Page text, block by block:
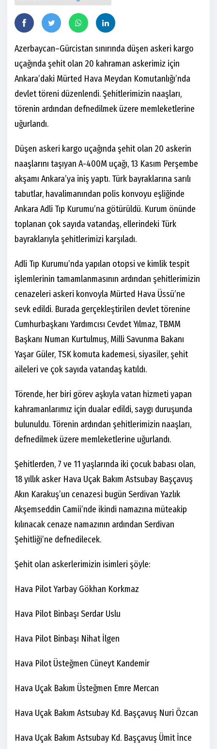
Azerbaycan–Gürcistan sınırında düşen askeri kargo
uçağında şehit olan 20 kahraman askerimiz için
Ankara’daki Mürted Hava Meydan Komutanlığı’nda
devlet töreni düzenlendi. Şehitlerimizin naaşları,
törenin ardından defnedilmek üzere memleketlerine
uğurlandı.
Düşen askeri kargo uçağında şehit olan 20 askerin
naaşlarını taşıyan A-400M uçağı, 13 Kasım Perşembe
akşamı Ankara’ya iniş yaptı. Türk bayraklarına sarılı
tabutlar, havalimanından polis konvoyu eşliğinde
Ankara Adli Tıp Kurumu’na götürüldü. Kurum önünde
toplanan çok sayıda vatandaş, ellerindeki Türk
bayraklarıyla şehitlerimizi karşıladı.
Adli Tıp Kurumu’nda yapılan otopsi ve kimlik tespit
işlemlerinin tamamlanmasının ardından şehitlerimizin
cenazeleri askeri konvoyla Mürted Hava Üssü’ne
sevk edildi. Burada gerçekleştirilen devlet törenine
Cumhurbaşkanı Yardımcısı Cevdet Yılmaz, TBMM
Başkanı Numan Kurtulmuş, Milli Savunma Bakanı
Yaşar Güler, TSK komuta kademesi, siyasiler, şehit
aileleri ve çok sayıda vatandaş katıldı.
Törende, her biri görev aşkıyla vatan hizmeti yapan
kahramanlarımız için dualar edildi, saygı duruşunda
bulunuldu. Törenin ardından şehitlerimizin naaşları,
defnedilmek üzere memleketlerine uğurlandı.
Şehitlerden, 7 ve 11 yaşlarında iki çocuk babası olan,
18 yıllık asker Hava Uçak Bakım Astsubay Başçavuş
Akın Karakuş’un cenazesi bugün Serdivan Yazlık
Akşemseddin Camii’nde ikindi namazına müteakip
kılınacak cenaze namazının ardından Serdivan
Şehitliği’ne defnedilecek.
Şehit olan askerlerimizin isimleri şöyle:
Hava Pilot Yarbay Gökhan Korkmaz
Hava Pilot Binbaşı Serdar Uslu
Hava Pilot Binbaşı Nihat İlgen
Hava Pilot Üsteğmen Cüneyt Kandemir
Hava Uçak Bakım Üsteğmen Emre Mercan
Hava Uçak Bakım Astsubay Kd. Başçavuş Nuri Özcan
Hava Uçak Bakım Astsubay Kd. Başçavuş Ümit İnce